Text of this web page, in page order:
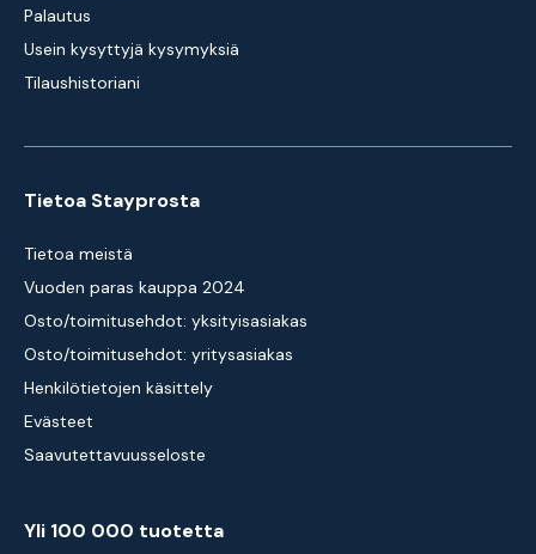
Palautus
Usein kysyttyjä kysymyksiä
Tilaushistoriani
Tietoa Stayprosta
Tietoa meistä
Vuoden paras kauppa 2024
Osto/toimitusehdot: yksityisasiakas
Osto/toimitusehdot: yritysasiakas
Henkilötietojen käsittely
Evästeet
Saavutettavuusseloste
Yli 100 000 tuotetta